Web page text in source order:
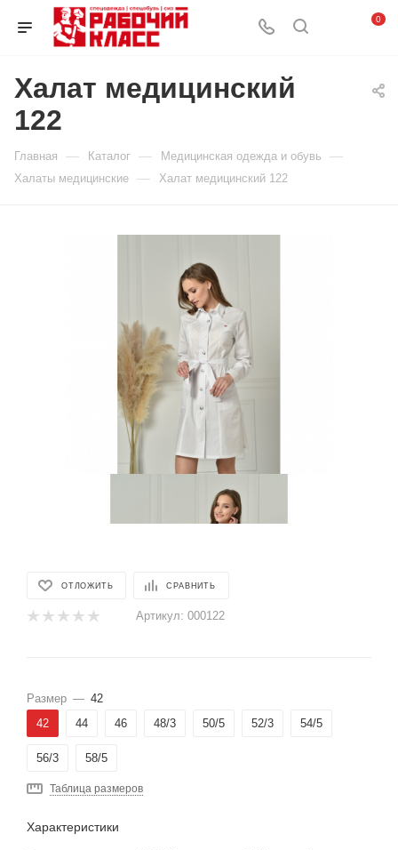
0
Халат медицинский
122
Главная — Каталог — Медицинская одежда и обувь —
Халаты медицинские — Халат медицинский 122
ОТЛОЖИТЬ СРАВНИТЬ
Артикул: 000122
Размер — 42
42
44 46 48/3 50/5 52/3 54/5
56/3 58/5
Таблица размеров
Характеристики